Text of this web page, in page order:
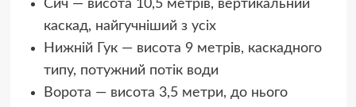
Сич — висота 10,5 метрів, вертикальний
каскад, найгучніший з усіх
Нижній Гук — висота 9 метрів, каскадного
типу, потужний потік води
Ворота — висота 3,5 метри, до нього